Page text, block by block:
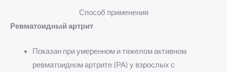
Способ применения
Ревматоидный артрит
Показан при умеренном и тяжелом активном
ревматоидном артрите (РА) у взрослых с